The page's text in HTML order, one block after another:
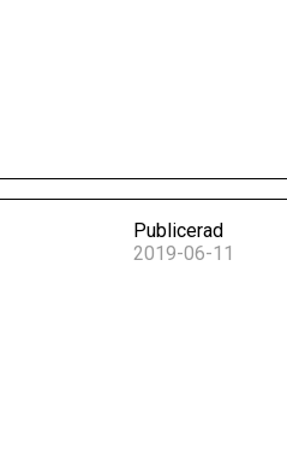
Publicerad
2019-06-11